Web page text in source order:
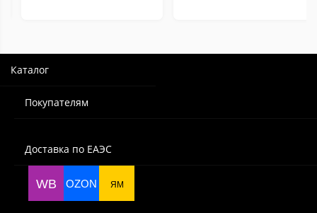
Каталог
Покупателям
Доставка по ЕАЭС
WB OZON ЯМ